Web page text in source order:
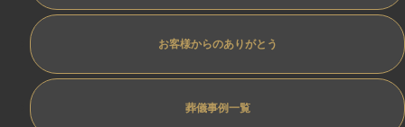
お客様からのありがとう
葬儀事例一覧